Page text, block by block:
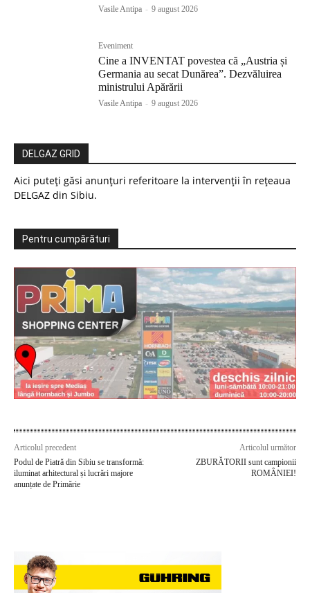
Vasile Antipa - 9 august 2026
Eveniment
Cine a INVENTAT povestea că „Austria și
Germania au secat Dunărea”. Dezvăluirea
ministrului Apărării
Vasile Antipa - 9 august 2026
DELGAZ GRID
Aici puteți găsi anunțuri referitoare la intervenții în rețeaua
DELGAZ din Sibiu.
Pentru cumpărături
Articolul precedent
Podul de Piatră din Sibiu se transformă:
iluminat arhitectural și lucrări majore
anunțate de Primărie
Articolul următor
ZBURĂTORII sunt campionii
ROMÂNIEI!